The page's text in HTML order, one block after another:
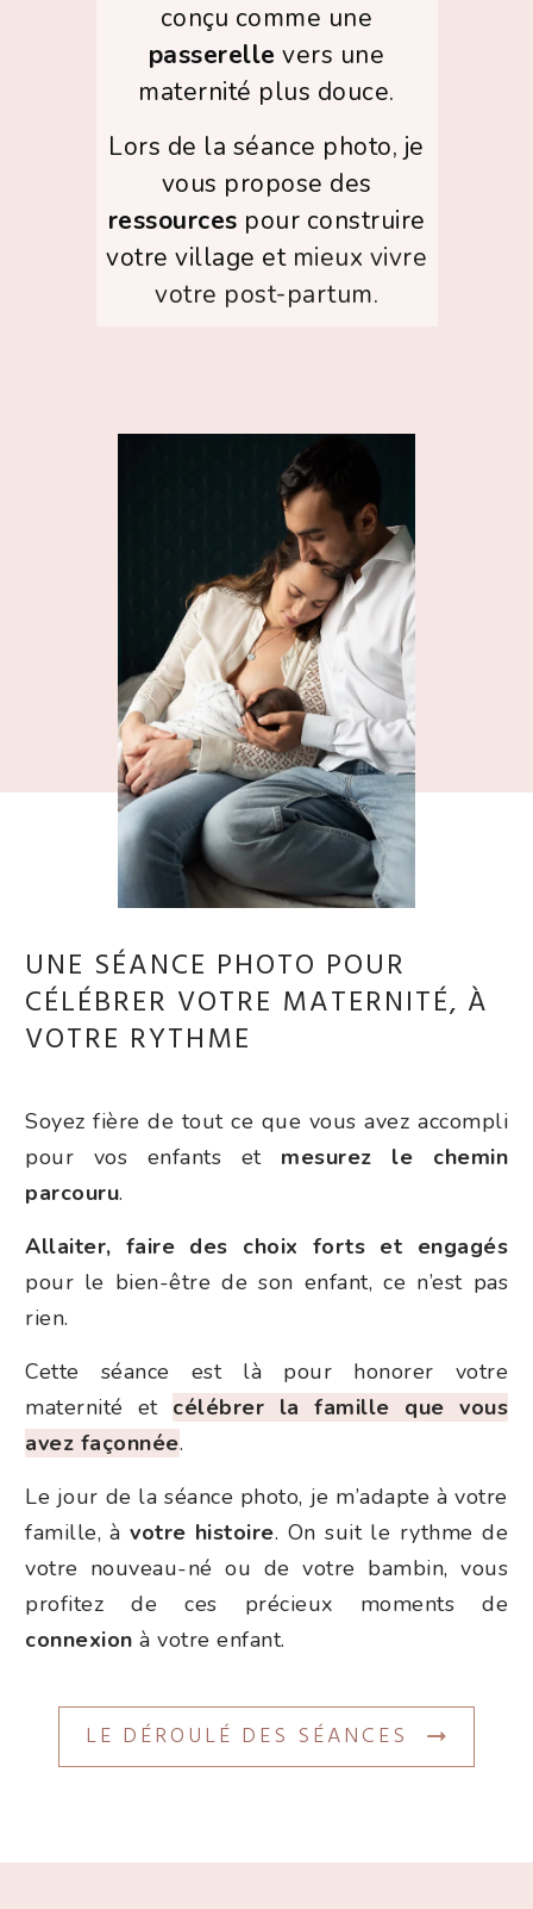
conçu comme une
passerelle vers une
maternité plus douce.
Lors de la séance photo, je
vous propose des
ressources pour construire
votre village et mieux vivre
votre post-partum.
UNE SÉANCE PHOTO POUR
CÉLÉBRER VOTRE MATERNITÉ, À
VOTRE RYTHME
Soyez fière de tout ce que vous avez accompli
pour vos enfants et mesurez le chemin
parcouru.
Allaiter, faire des choix forts et engagés
pour le bien-être de son enfant, ce n’est pas
rien.
Cette séance est là pour honorer votre
maternité et célébrer la famille que vous
avez façonnée.
Le jour de la séance photo, je m’adapte à votre
famille, àvotre histoire. On suit le rythme de
votre nouveau-né ou de votre bambin, vous
profitez de ces précieux moments de
connexion à votre enfant.
LE DÉROULÉ DES SÉANCES